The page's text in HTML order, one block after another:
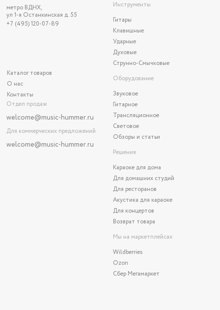
метро ВДНХ,
ул 1-я Останкинская д. 55
+7 (495) 120-07-89
Каталог товаров
О нас
Контакты
Отдел продаж
welcome@music-hummer.ru
Для коммерческих предложений
welcome@music-hummer.ru
Инструменты
Гитары
Клавишные
Ударные
Духовые
Струнно-Смычковые
Оборудование
Звуковое
Гитарное
Трансляционное
Световое
Обзоры и статьи
Решения
Караоке для дома
Для домашних студий
Для ресторанов
Акустика для караоке
Для концертов
Возврат товара
Мы на маркетплейсах
Wildberries
Ozon
Сбер Мегамаркет